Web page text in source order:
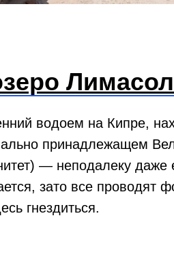
водоем на Кипре,
принадлежащем
— неподалеку даже
зато все проводят
гнездиться.